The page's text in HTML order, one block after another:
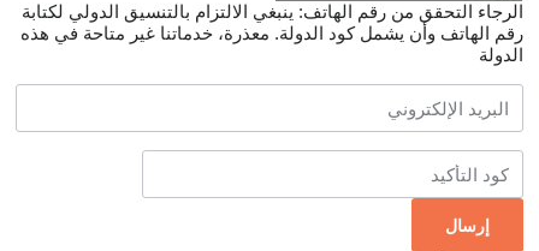
الرجاء التحقق من رقم الهاتف: ينبغي الالتزام بالتنسيق الدولي لكتابة
رقم الهاتف وأن يشمل كود الدولة. معذرة، خدماتنا غير متاحة في هذه
الدولة